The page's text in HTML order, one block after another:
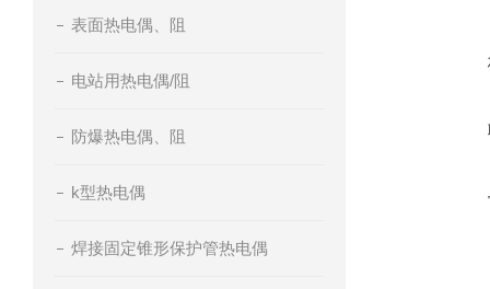
表面热电偶、阻
电站用热电偶/阻
防爆热电偶、阻
k型热电偶
焊接固定锥形保护管热电偶